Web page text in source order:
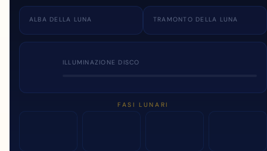
ALBA DELLA LUNA TRAMONTO DELLA LUNA
ILLUMINAZIONE DISCO
FASI LUNARI